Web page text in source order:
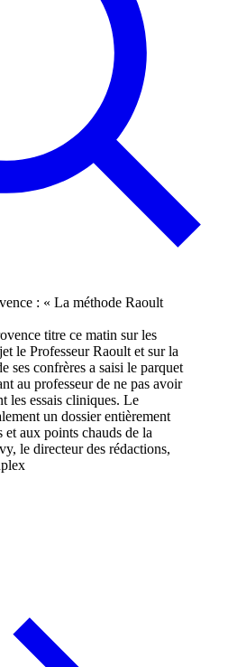
titre ce matin sur les
le Professeur Raoult et sur la
ses confrères a saisi le parquet
au professeur de ne pas avoir
les essais cliniques. Le
un dossier entièrement
aux points chauds de la
le directeur des rédactions,